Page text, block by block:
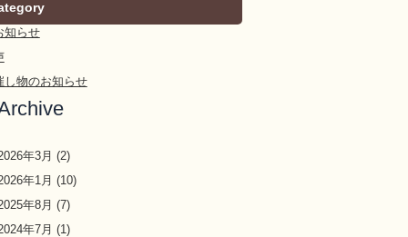
知らせ
し物のお知らせ
年3月 (2)
年1月 (10)
年8月 (7)
年7月 (1)